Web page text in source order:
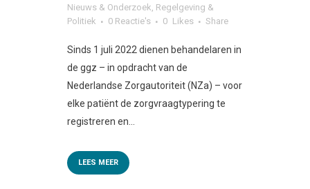
Nieuws & Onderzoek, Regelgeving &
Politiek
0 Reactie's 0 Likes Share
Sinds 1 juli 2022 dienen behandelaren in
de ggz – in opdracht van de
Nederlandse Zorgautoriteit (NZa) – voor
elke patiënt de zorgvraagtypering te
registreren en...
LEES MEER